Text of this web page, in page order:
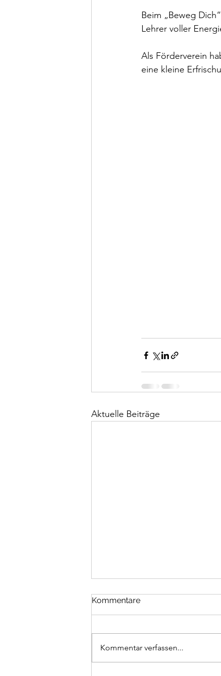
Beim „Beweg
Lehrer voller
Als Förderverein
eine kleine
Aktuelle Beiträge
Kommentare
Kommentar verfassen...